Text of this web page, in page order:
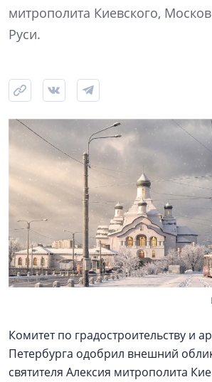
митрополита Киевского,
Руси.
Комитет по градостроительству и
Петербурга одобрил внешний
святителя Алексия митрополита